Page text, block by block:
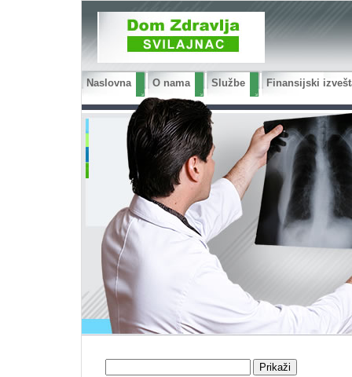
Naslovna O nama Službe Finansijski